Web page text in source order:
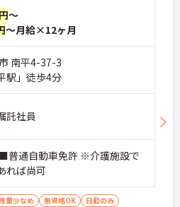
～
～月給×12ヶ月
南平4-37-3
駅」徒歩4分
託社員
普通自動車免許 ※介護施設で
れば尚可
業少なめ 無資格OK
日勤のみ